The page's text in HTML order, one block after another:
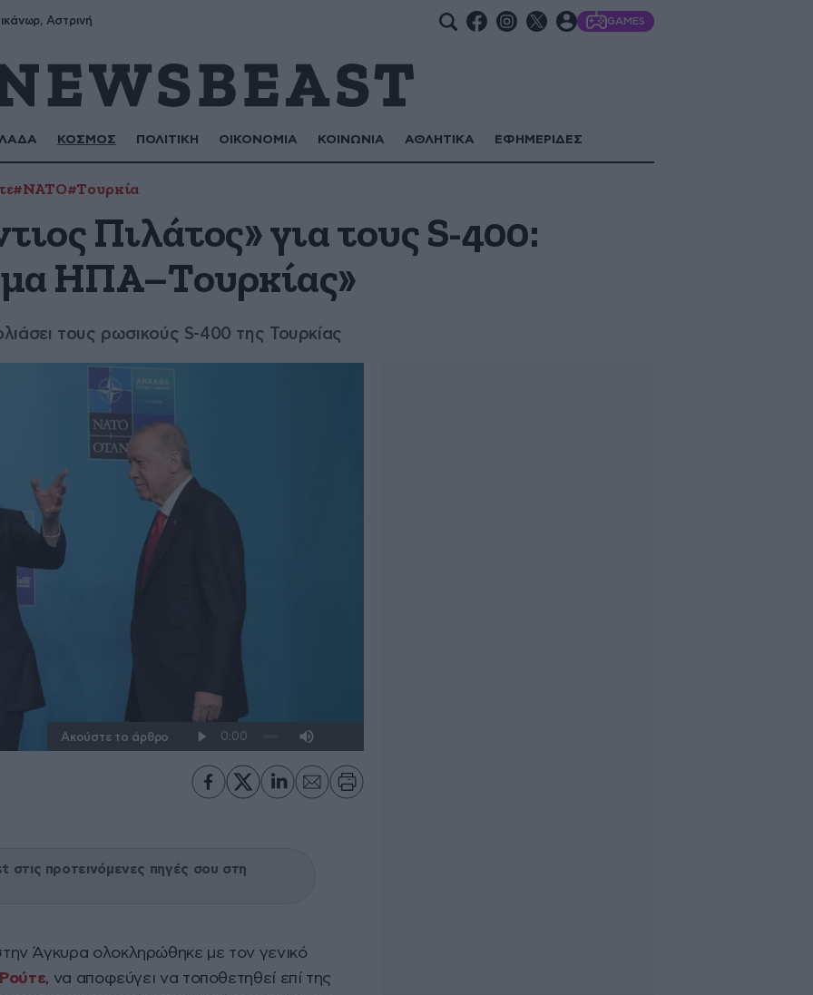
Αστρινή GAMES
ΚΟΣΜΟΣ ΠΟΛΙΤΙΚΗ ΟΙΚΟΝΟΜΙΑ ΚΟΙΝΩΝΙΑ ΑΘΛΗΤΙΚΑ ΕΦΗΜΕΡΙΔΕΣ
#ΝΑΤΟ#Τουρκία
Πιλάτος» για τους S-400:
ΗΠΑ–Τουρκίας»
τους ρωσικούς S-400 της Τουρκίας
Ακούστε το άρθρο
στις προτεινόμενες πηγές σου στη
Άγκυρα ολοκληρώθηκε με τον γενικό
, να αποφεύγει να τοποθετηθεί επί της